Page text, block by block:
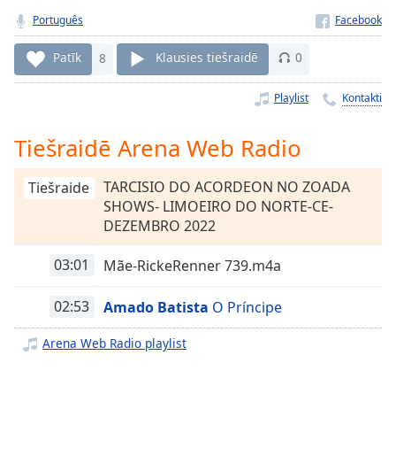
live,
currently
behind
LIVE
Remaining
Playback
Rate
Chapters
descriptions
off,
Português
Patīk 8 Klausies tiešraidē 0
Playlist Kontakti
Tiešraidē Arena Web Radio
Tiešraide
TARCISIO DO ACORDEON NO ZOADA
SHOWS- LIMOEIRO DO NORTE-CE-
DEZEMBRO 2022
03:01 Mãe-RickeRenner 739.m4a
02:53 Amado Batista O Príncipe
Arena Web Radio playlist